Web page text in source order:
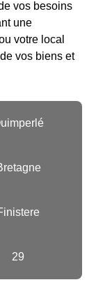
vos besoins
une
votre local
vos biens et
29